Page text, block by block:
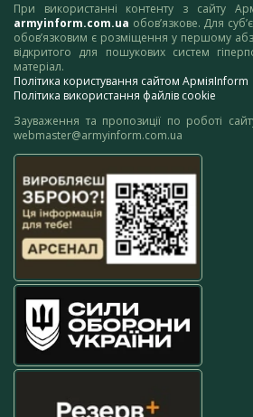
При використанні контенту з сайту
armyinform.com.ua обов’язкове. Для
обов’язковим є розміщення у першому
відкритого для пошукових систем
матеріал.
Політика користування сайтом АрміяInform
Політика використання файлів cookie
Зауваження та пропозиції по роботі
webmaster@armyinform.com.ua